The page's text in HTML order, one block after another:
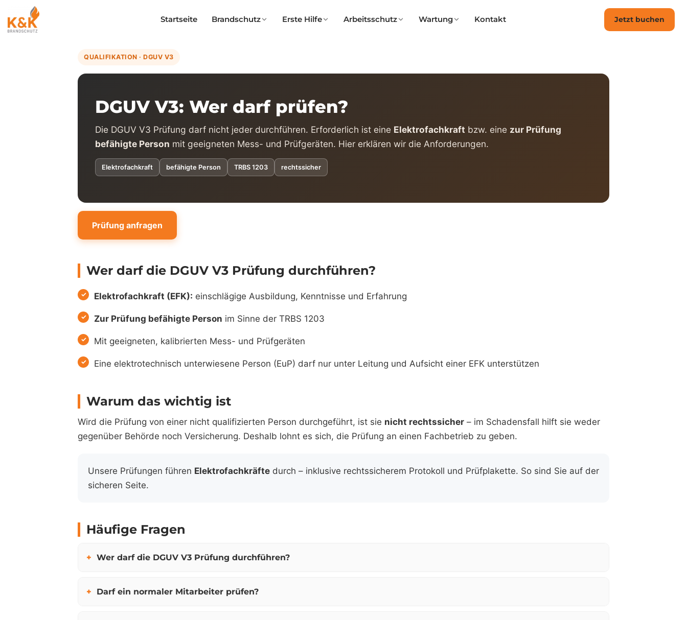
springen
Startseite Brandschutz Erste Hilfe Arbeitsschutz Wartung Kontakt Jetzt buchen
QUALIFIKATION · DGUV V3
DGUV V3: Wer darf prüfen?
Die DGUV V3 Prüfung darf nicht jeder durchführen. Erforderlich ist eine Elektrofachkraft bzw. eine zur Prüfung
befähigte Person mit geeigneten Mess- und Prüfgeräten. Hier erklären wir die Anforderungen.
Elektrofachkraft befähigte Person TRBS 1203 rechtssicher
Prüfung anfragen
Wer darf die DGUV V3 Prüfung durchführen?
Elektrofachkraft (EFK): einschlägige Ausbildung, Kenntnisse und Erfahrung
Zur Prüfung befähigte Person im Sinne der TRBS 1203
Mit geeigneten, kalibrierten Mess- und Prüfgeräten
Eine elektrotechnisch unterwiesene Person (EuP) darf nur unter Leitung und Aufsicht einer EFK unterstützen
Warum das wichtig ist
Wird die Prüfung von einer nicht qualifizierten Person durchgeführt, ist sie nicht rechtssicher – im Schadensfall hilft sie weder
gegenüber Behörde noch Versicherung. Deshalb lohnt es sich, die Prüfung an einen Fachbetrieb zu geben.
Unsere Prüfungen führen Elektrofachkräfte durch – inklusive rechtssicherem Protokoll und Prüfplakette. So sind Sie auf der
sicheren Seite.
Häufige Fragen
Wer darf die DGUV V3 Prüfung durchführen?
Darf ein normaler Mitarbeiter prüfen?